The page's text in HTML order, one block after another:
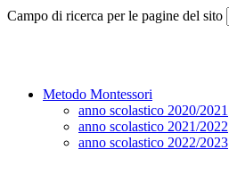
Campo di ricerca per le pagine del sito
Metodo Montessori
anno scolastico 2020/2021
anno scolastico 2021/2022
anno scolastico 2022/2023